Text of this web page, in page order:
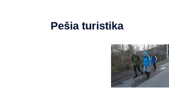
Pešia turistika